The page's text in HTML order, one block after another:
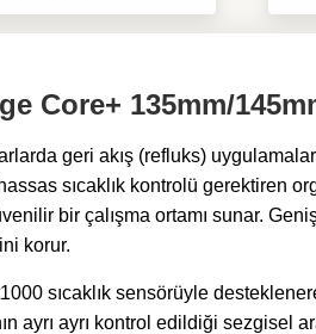
Core+ 135mm/
geri akış (refluks)
sıcaklık kontrolü
bir çalışma ortamı sunar.
korur.
sıcaklık sensörüyle
ayrı ayrı kontrol edildiği